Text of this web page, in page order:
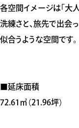
各空間イメージは「大
洗練さと、旅先で出会
似合うような空間です。
■延床面積
72.​6​1㎡​（21.96坪）